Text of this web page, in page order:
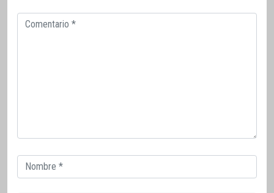
Comentario
Correo
electrónico